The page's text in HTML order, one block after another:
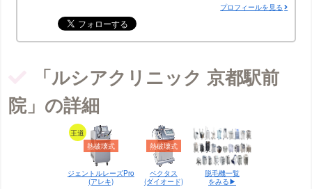
プロフィールを見る
「ルシアクリニック 京都駅前
院」の詳細
熱破壊式
ジェントルレーズPro
(アレキ)
王道
熱破壊式
ベクタス
(ダイオード)
脱毛機一覧
をみる▶︎